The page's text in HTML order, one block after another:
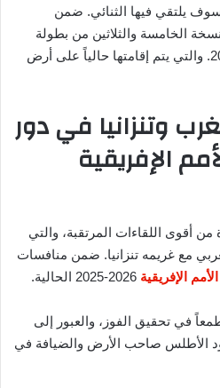
سوف يلتقي فيها الثنائي. ضمن
من عمر النسخة الخامسة والثلاثين من بطولة
كأس الأمم الإفريقية 2026-2025. والتي يتم إقامتها حالياً على أرض
وتنزانيا في دور
الإفريقية
أقوى اللقاءات المرتقبة، والتي
مع غريمه تنزانيا. ضمن منافسات
الإفريقية
في تحقيق الفوز، والعبور إلى
الأطلس صاحب الأرض والضيافة في